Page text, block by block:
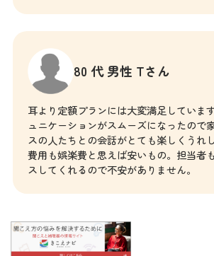
80 代 男性 Tさん
耳より定額プランには大変満足していま
ュニケーションがスムーズになったので
スの人たちとの会話がとても楽しくうれ
費用も娯楽費と思えば安いもの。担当者
スしてくれるので不安がありません。